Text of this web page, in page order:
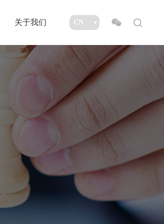
关于我们